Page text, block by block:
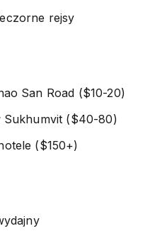
rejsy
San Road ($10-20)
Sukhumvit ($40-80)
($150+)